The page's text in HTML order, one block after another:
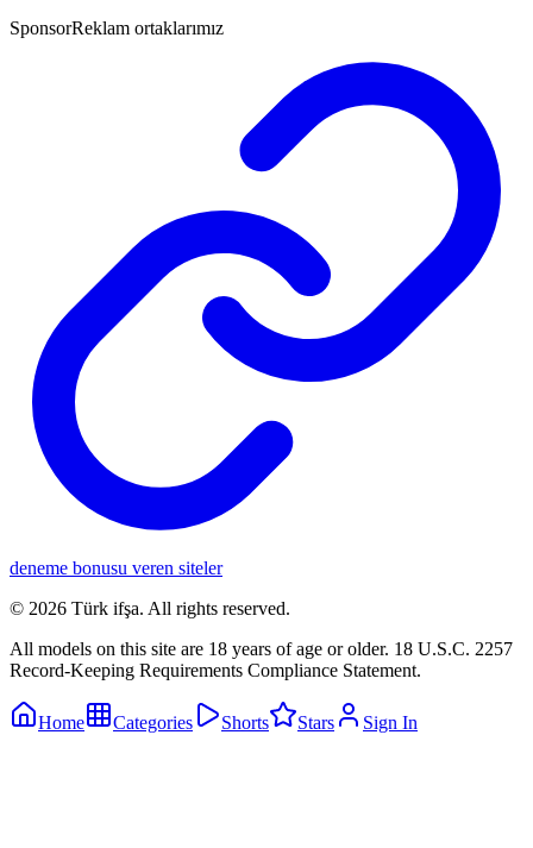
SponsorReklam ortaklarımız
deneme bonusu veren siteler
© 2026 Türk ifşa. All rights reserved.
All models on this site are 18 years of age or older. 18 U.S.C. 2257
Record-Keeping Requirements Compliance Statement.
Home Categories Shorts Stars Sign In